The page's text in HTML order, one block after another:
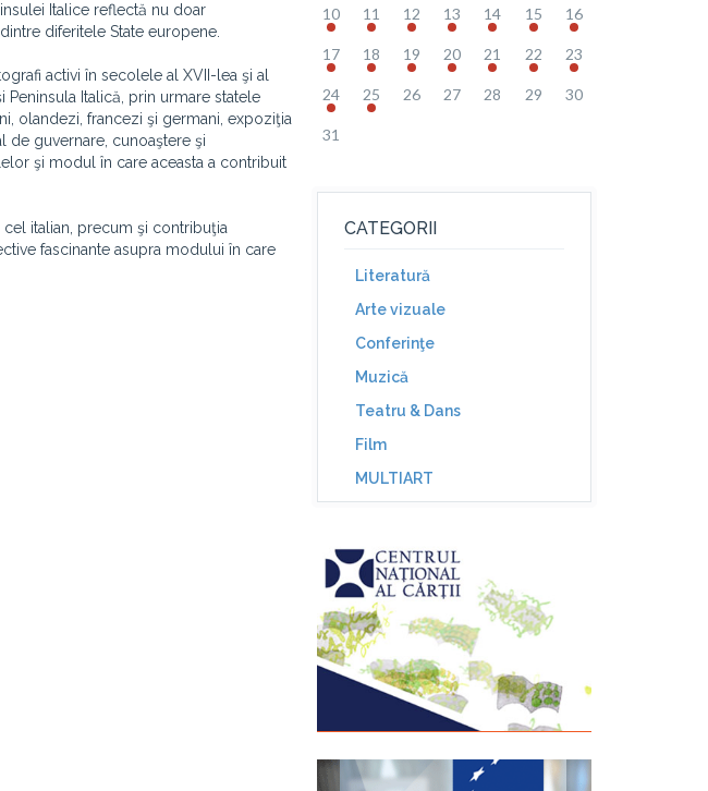
Italice reflectă nu doar
diferitele State europene.
activi în secolele al XVII-lea şi al
Peninsula Italică, prin urmare statele
olandezi, francezi şi germani, expoziţia
de guvernare, cunoaştere şi
şi modul în care aceasta a contribuit
italian, precum şi contribuţia
fascinante asupra modului în care
10 11 12 13 14 15 16
17 18 19 20 21 22 23
24 25 26 27 28 29 30
31
CATEGORII
Literatură
Arte vizuale
Conferinţe
Muzică
Teatru & Dans
Film
MULTIART